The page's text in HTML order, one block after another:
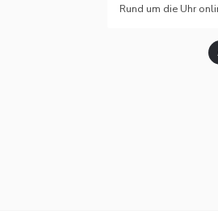
Rund um die Uhr